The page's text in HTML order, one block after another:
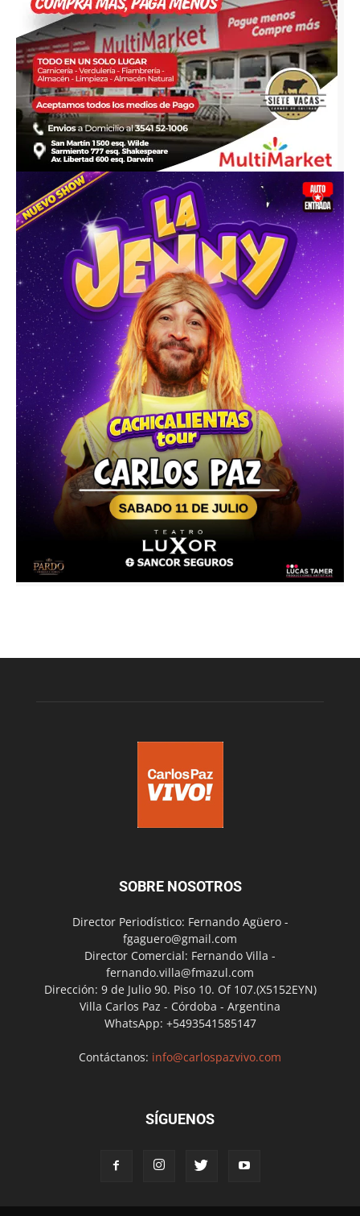
SOBRE NOSOTROS
Director Periodístico: Fernando Agüero -
fgaguero@gmail.com
Director Comercial: Fernando Villa -
fernando.villa@fmazul.com
Dirección: 9 de Julio 90. Piso 10. Of 107.(X5152EYN)
Villa Carlos Paz - Córdoba - Argentina
WhatsApp: +5493541585147
Contáctanos: info@carlospazvivo.com
SÍGUENOS